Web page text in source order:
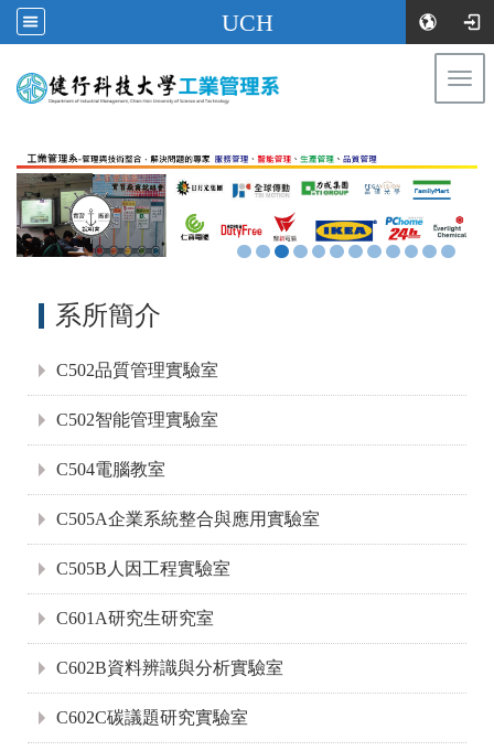
UCH
系所簡介
C502品質管理實驗室
C502智能管理實驗室
C504電腦教室
C505A企業系統整合與應用實驗室
C505B人因工程實驗室
C601A研究生研究室
C602B資料辨識與分析實驗室
C602C碳議題研究實驗室